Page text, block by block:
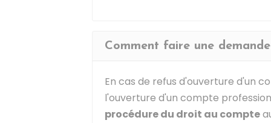
Comment faire une
En cas de refus d'ouverture d'un
l'ouverture d'un compte
procédure du droit au compte